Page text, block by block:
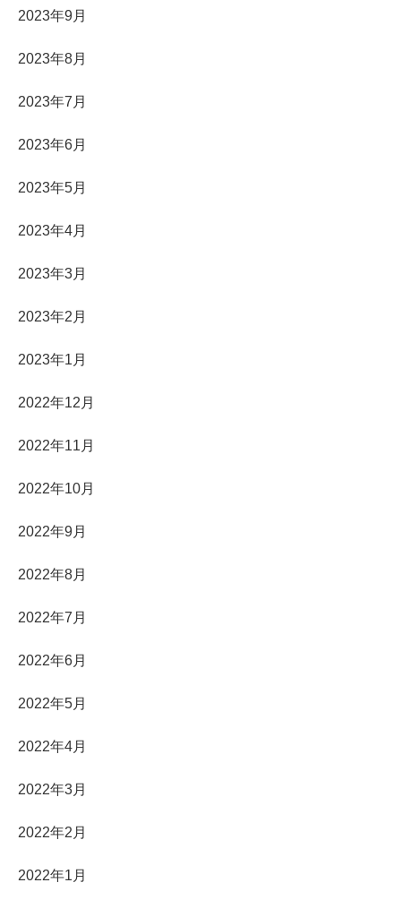
2023年9月
2023年8月
2023年7月
2023年6月
2023年5月
2023年4月
2023年3月
2023年2月
2023年1月
2022年12月
2022年11月
2022年10月
2022年9月
2022年8月
2022年7月
2022年6月
2022年5月
2022年4月
2022年3月
2022年2月
2022年1月